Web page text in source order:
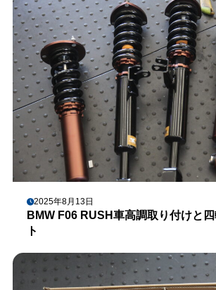
2025年8月13日
BMW F06 RUSH車高調取り付けと
ト